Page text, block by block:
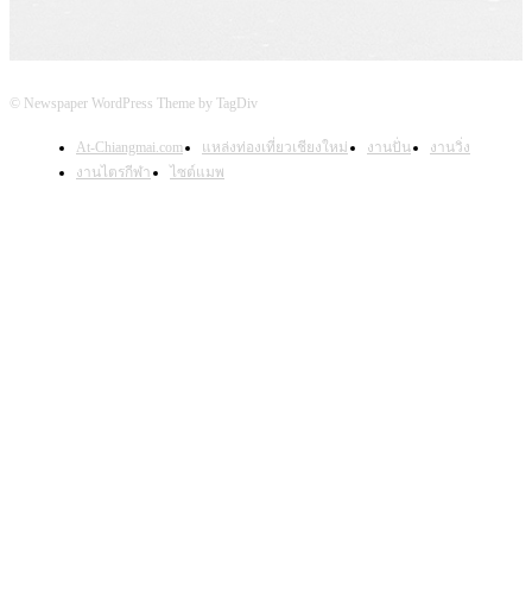
© Newspaper WordPress Theme by TagDiv
At-Chiangmai.com แหล่งท่องเที่ยวเชียงใหม่ งานปั่น
งานวิ่ง
งานไตรกีฬา
ไซต์แมพ